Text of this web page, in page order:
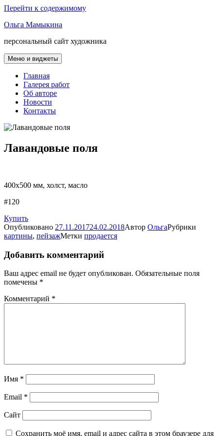
Перейти к содержимому
Ольга Мамыкина
персональный сайт художника
Меню и виджеты
Главная
Галерея работ
Об авторе
Новости
Контакты
Лавандовые поля
400х500 мм, холст, масло
#120
Купить
Опубликовано 27.11.201724.02.2018Автор ОльгаРубрики
картины, пейзажМетки продается
Добавить комментарий
Ваш адрес email не будет опубликован. Обязательные поля
помечены *
Комментарий *
Имя *
Email *
Сайт
Сохранить моё имя, email и адрес сайта в этом браузере для